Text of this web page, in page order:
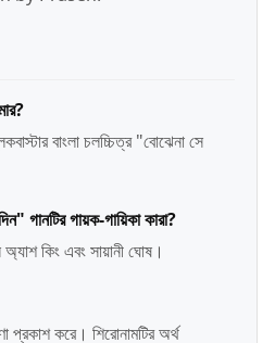
বাংলা চলচ্চিত্র "বোঝেনা সে
গানটির গায়ক-গায়িকা কারা?
কিং এবং সায়ানী ঘোষ।
প্রকাশ করে। শিরোনামটির অর্থ